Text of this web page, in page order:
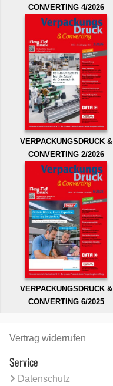
CONVERTING 4/2026
VERPACKUNGSDRUCK &
CONVERTING 2/2026
VERPACKUNGSDRUCK &
CONVERTING 6/2025
Vertrag widerrufen
Service
Datenschutz